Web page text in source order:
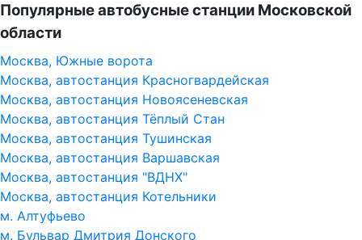
Популярные автобусные станции Московской
области
Москва, Южные ворота
Москва, автостанция Красногвардейская
Москва, автостанция Новоясеневская
Москва, автостанция Тёплый Стан
Москва, автостанция Тушинская
Москва, автостанция Варшавская
Москва, автостанция "ВДНХ"
Москва, автостанция Котельники
м. Алтуфьево
м. Бульвар Дмитрия Донского